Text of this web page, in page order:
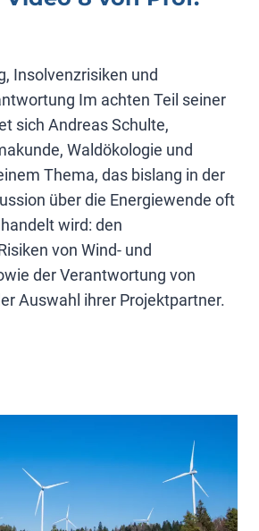
Insolvenzrisiken und
Im achten Teil seiner
sich Andreas Schulte,
Waldökologie und
Thema, das bislang in der
über die Energiewende oft
wird: den
von Wind- und
der Verantwortung von
Auswahl ihrer Projektpartner.